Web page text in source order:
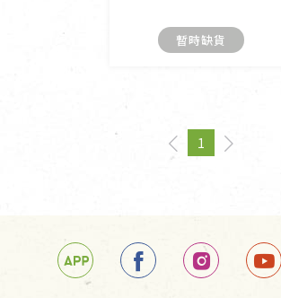
暫時缺貨
pageYou're on page
1
page